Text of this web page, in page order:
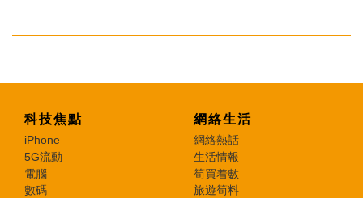
科技焦點
iPhone
5G流動
電腦
數碼
網絡生活
網絡熱話
生活情報
筍買着數
旅遊筍料